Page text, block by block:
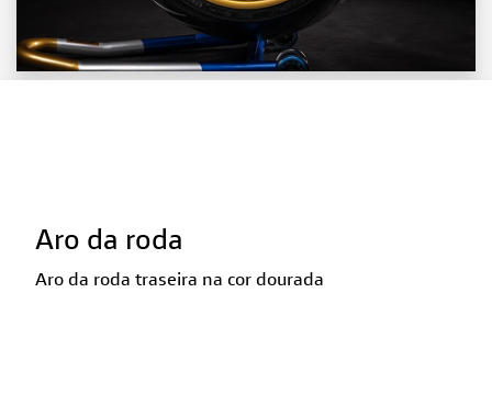
Aro da roda
Aro da roda traseira na cor dourada